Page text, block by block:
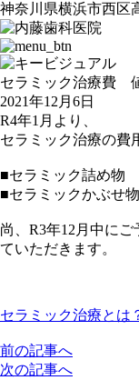
神奈川県横浜市西区
セラミック治療費
2021年12月6日
R4年1月より、
セラミック治療の費
■セラミック詰め物
■セラミックかぶせ
尚、R3年12月中に
ていただきます。
セラミック治療とは
前の記事へ
次の記事へ